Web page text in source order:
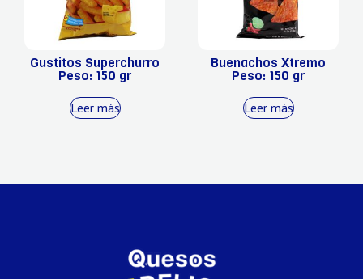
Gustitos Superchurro
Peso: 150 gr
Leer más
Buenachos Xtremo
Peso: 150 gr
Leer más